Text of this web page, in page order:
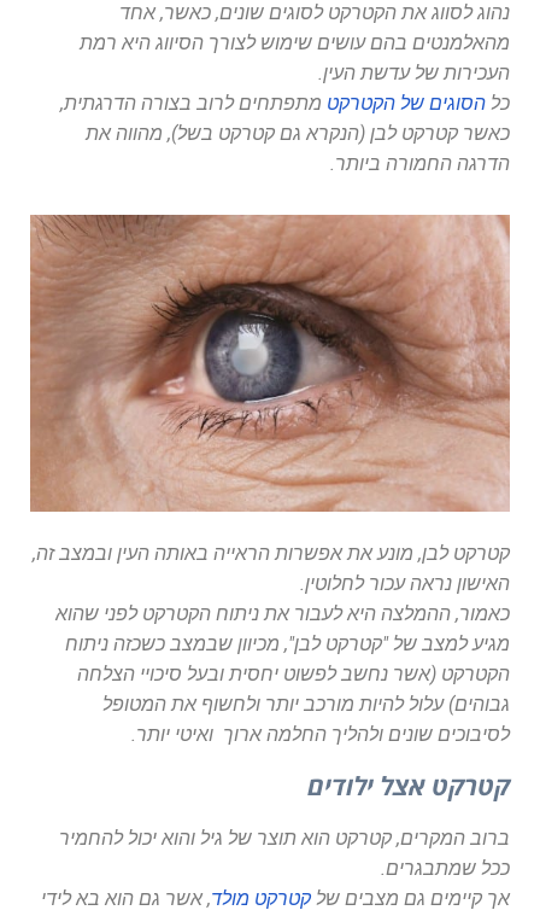
נהוג לסווג את הקטרקט לסוגים שונים, כאשר, אחד
מהאלמנטים בהם עושים שימוש לצורך הסיווג היא רמת
העכירות של עדשת העין.
כל הסוגים של הקטרקט מתפתחים לרוב בצורה הדרגתית,
כאשר קטרקט לבן (הנקרא גם קטרקט בשל), מהווה את
הדרגה החמורה ביותר.
קטרקט לבן, מונע את אפשרות הראייה באותה העין ובמצב זה,
האישון נראה עכור לחלוטין.
כאמור, ההמלצה היא לעבור את ניתוח הקטרקט לפני שהוא
מגיע למצב של "קטרקט לבן", מכיוון שבמצב כשכזה ניתוח
הקטרקט (אשר נחשב לפשוט יחסית ובעל סיכויי הצלחה
גבוהים) עלול להיות מורכב יותר ולחשוף את המטופל
לסיבוכים שונים ולהליך החלמה ארוך ואיטי יותר.
קטרקט אצל ילודים
ברוב המקרים, קטרקט הוא תוצר של גיל והוא יכול להחמיר
ככל שמתבגרים.
אך קיימים גם מצבים של קטרקט מולד, אשר גם הוא בא לידי